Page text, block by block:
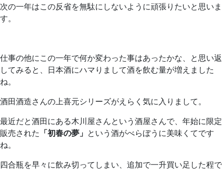
次の一年はこの反省を無駄にしないように頑張りたいと思いま
す。
仕事の他にこの一年で何か変わった事はあったかな、と思い返
してみると、日本酒にハマりまして酒を飲む量が増えました
ね。
酒田酒造さんの上喜元シリーズがえらく気に入りまして。
最近だと酒田にある木川屋さんという酒屋さんで、年始に限定
販売された 「初春の夢」 という酒がべらぼうに美味くてです
ね。
四合瓶を早々に飲み切ってしまい、追加で一升買い足した程で